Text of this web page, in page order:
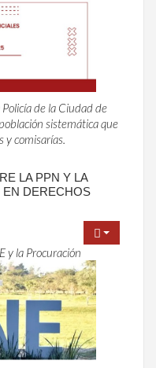
de la Ciudad de
sistemática que
y comisarías.
LA PPN Y LA
EN DERECHOS
y la Procuración